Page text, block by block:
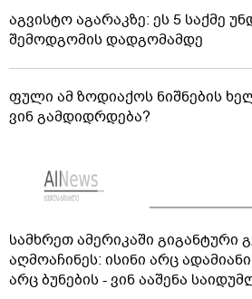
აგვისტო აგარაკზე: ეს 5 საქმე
შემოდგომის დადგომამდე
ფული ამ ზოდიაქოს ნიშნების
ვინ გამდიდრდება?
სამხრეთ ამერიკაში გიგანტური
აღმოაჩინეს: ისინი არც
არც ბუნების - ვინ ააშენა